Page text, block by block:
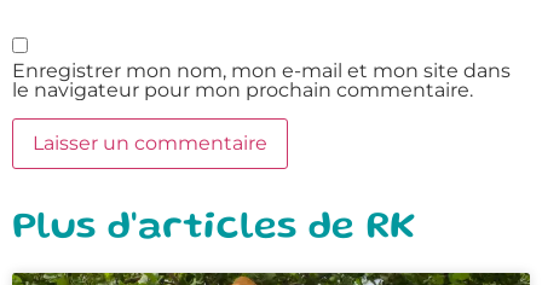
Enregistrer mon nom, mon e-mail et mon site dans
le navigateur pour mon prochain commentaire.
Plus d'articles de RK